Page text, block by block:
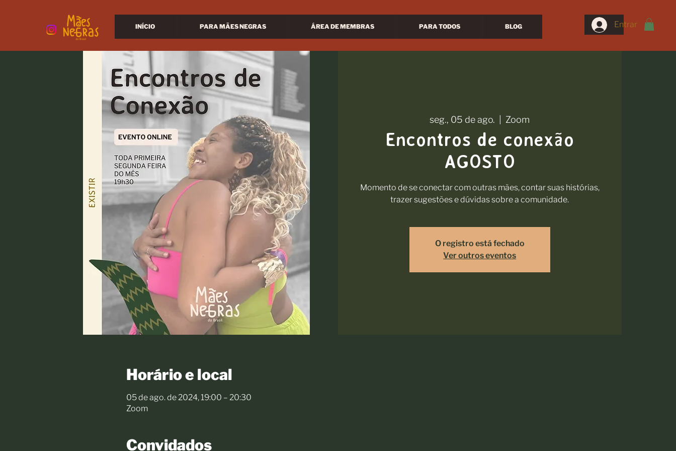
INÍCIO PARA MÃES NEGRAS ÁREA DE MEMBRAS PARA TODOS BLOG Entrar
seg., 05 de ago. Zoom
Encontros de conexão
AGOSTO
Momento de se conectar com outras mães, contar suas histórias,
trazer sugestões e dúvidas sobre a comunidade.
O registro está fechado
Ver outros eventos
Horário e local
05 de ago. de 2024, 19:00 – 20:30
Zoom
Convidados